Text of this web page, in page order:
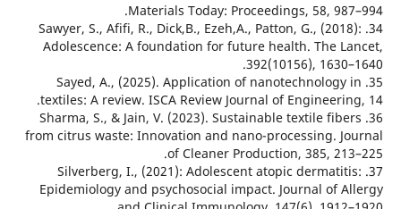
Materials Today: Proceedings, 58,
34. Sawyer, S., Afifi, R., Dick,B., Ezeh,A., Patton, G.,
Adolescence: A foundation for future health. The
392(10156),
35. Sayed, A., (2025). Application of
textiles: A review. ISCA Review Journal of
36. Sharma, S., & Jain, V. (2023). Sustainable textile
from citrus waste: Innovation and nano-processing.
of Cleaner Production, 385,
37. Silverberg, I., (2021): Adolescent atopic
Epidemiology and psychosocial impact. Journal of